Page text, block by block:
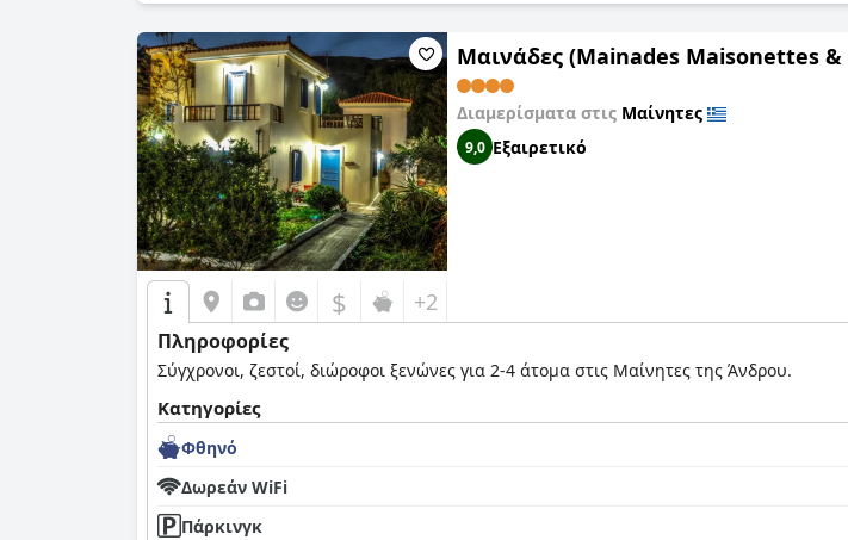
Μαινάδες (Mainades
Διαμερίσματα στις Μαίνητες
9,0 Εξαιρετικό
$ +2
Πληροφορίες
Σύγχρονοι, ζεστοί, διώροφοι ξενώνες για 2-4 άτομα στις Μαίνητες της Άνδρου.
Κατηγορίες
Φθηνό
Δωρεάν WiFi
Πάρκινγκ